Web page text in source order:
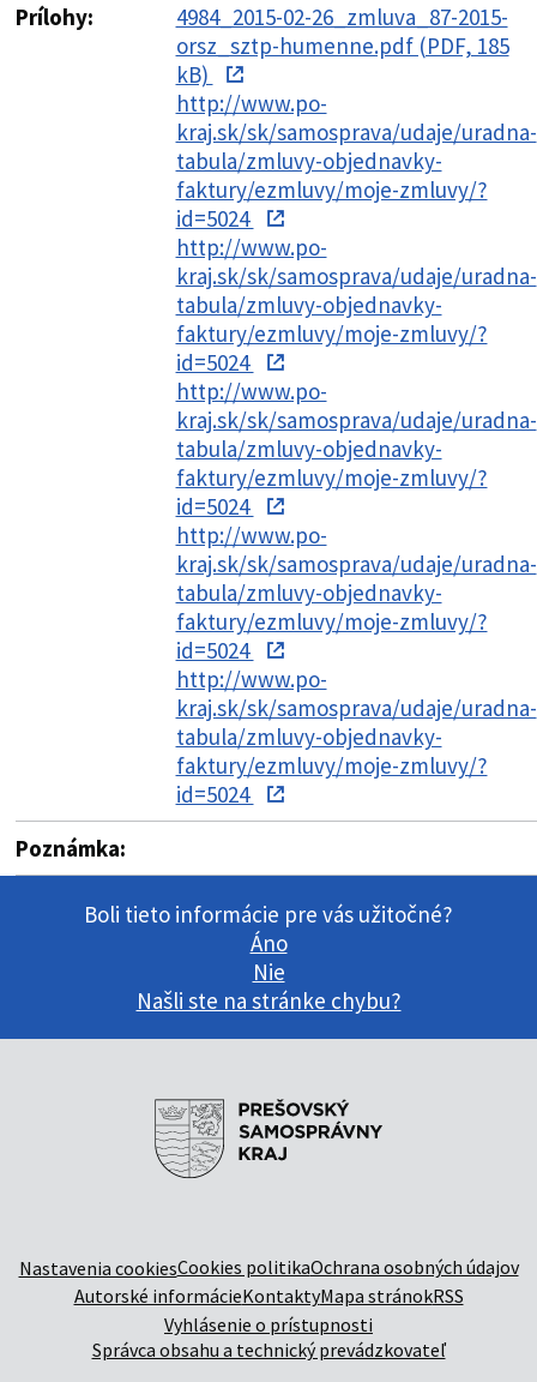
Prílohy:
4984_2015-02-26_zmluva_87-2015-
orsz_sztp-humenne.pdf (PDF, 185
kB)
http://www.po-
kraj.sk/sk/samosprava/udaje/uradna-
tabula/zmluvy-objednavky-
faktury/ezmluvy/moje-zmluvy/?
id=5024
http://www.po-
kraj.sk/sk/samosprava/udaje/uradna-
tabula/zmluvy-objednavky-
faktury/ezmluvy/moje-zmluvy/?
id=5024
http://www.po-
kraj.sk/sk/samosprava/udaje/uradna-
tabula/zmluvy-objednavky-
faktury/ezmluvy/moje-zmluvy/?
id=5024
http://www.po-
kraj.sk/sk/samosprava/udaje/uradna-
tabula/zmluvy-objednavky-
faktury/ezmluvy/moje-zmluvy/?
id=5024
http://www.po-
kraj.sk/sk/samosprava/udaje/uradna-
tabula/zmluvy-objednavky-
faktury/ezmluvy/moje-zmluvy/?
id=5024
Poznámka:
Boli tieto informácie pre vás užitočné?
Áno
Nie
Našli ste na stránke chybu?
Nastavenia cookiesCookies politikaOchrana osobných údajov
Autorské informácieKontaktyMapa stránokRSS
Vyhlásenie o prístupnosti
Správca obsahu a technický prevádzkovateľ